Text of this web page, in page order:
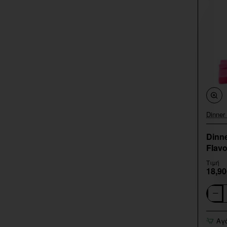
Τιμή
Dinner
Lady
Bubble
Trouble